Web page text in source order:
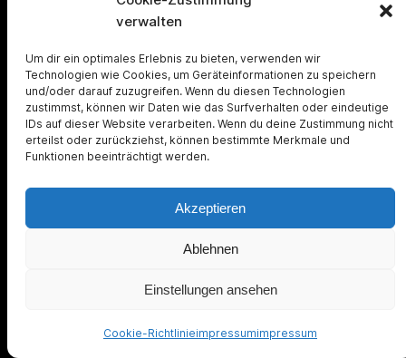
verwalten
Um dir ein optimales Erlebnis zu bieten, verwenden wir
Technologien wie Cookies, um Geräteinformationen zu speichern
und/oder darauf zuzugreifen. Wenn du diesen Technologien
zustimmst, können wir Daten wie das Surfverhalten oder eindeutige
IDs auf dieser Website verarbeiten. Wenn du deine Zustimmung nicht
erteilst oder zurückziehst, können bestimmte Merkmale und
Funktionen beeinträchtigt werden.
Akzeptieren
Ablehnen
Einstellungen ansehen
Cookie-Richtlinieimpressumimpressum
© digitalista